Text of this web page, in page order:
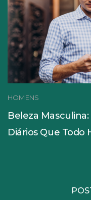
HOMENS
Beleza Masculina:
Diários Que Todo